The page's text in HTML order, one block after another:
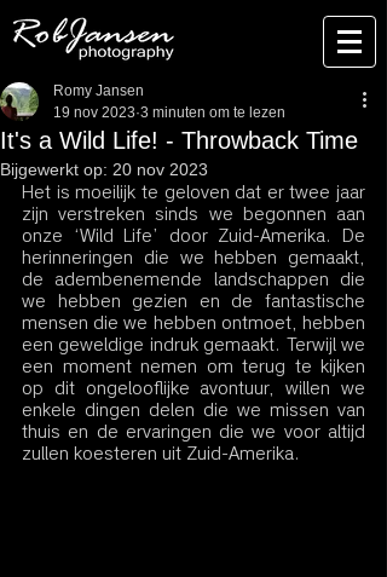
It's a Wild Life! - Throwback Time
Romy Jansen
19 nov 2023 3 minuten om te lezen
Bijgewerkt op: 20 nov 2023
Het is moeilijk te geloven dat er twee jaar
zijn verstreken sinds we begonnen aan
onze ‘Wild Life’ door Zuid-Amerika. De
herinneringen die we hebben gemaakt,
de adembenemende landschappen die
we hebben gezien en de fantastische
mensen die we hebben ontmoet, hebben
een geweldige indruk gemaakt. Terwijl we
een moment nemen om terug te kijken
op dit ongelooflijke avontuur, willen we
enkele dingen delen die we missen van
thuis en de ervaringen die we voor altijd
zullen koesteren uit Zuid-Amerika.